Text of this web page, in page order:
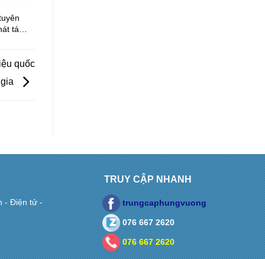
tán,
quốc
gia
- Điện tử -
TRUY CẬP NHANH
trungcaphungvuong
076 667 2620
076 667 2620